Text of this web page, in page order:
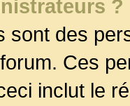
?
sont des
Ces
inclut le